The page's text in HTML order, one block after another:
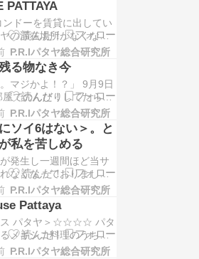
。できれば…
にはありがたい（おひ
ー♪）。場所はサウスパ
いで、位置的には3rdロ
東になる。 システムは
259…
PATTAYA
ーを賃貸に出してい
の滞在場所がなくな
はホテル生活となる。
探して即決したこのホ
ライドチキンを買った
ので気になっていた。改
のようで割と綺麗な外
。つまり場所はセント
ロードソイ…
P.R.Iパタヤ総合研究所
る物なき今
。マジかよ！？」 9月9日
屋でのんびりしてたら、
介したエージェントか
セージが。内容は「借主
明日から入居するから今
け渡して」。時間は昼
寝転がってネトフリの
私は飛び上がった。 い
P.R.Iパタヤ総合研究所
ソイ6はない＞。と
私を苦しめる
発生し一週間ほど当サ
なくなっておりました
復旧しました。自力で
うと試行錯誤したもの
らずウェブ関係の仕事
達のK氏に相談したとこ
ディレクトリを再
する＞という対処方法
P.R.Iパタヤ総合研究所
Pattaya
ス パタヤ＞☆☆☆☆ パタ
メキシコ料理のうち、
の某レストランに行っ
P.R.Iパタヤ総合研究所